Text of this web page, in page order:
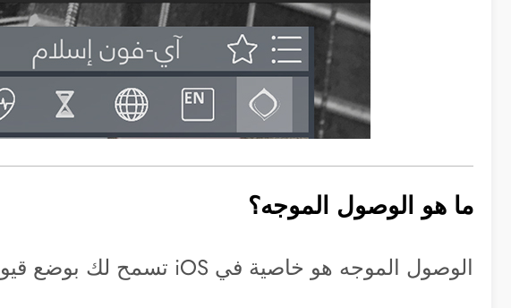
ما هو الوصول الموجه؟
الوصول الموجه هو خاصية في iOS تسمح لك بوضع قيود على الجهاز فمثلاً…